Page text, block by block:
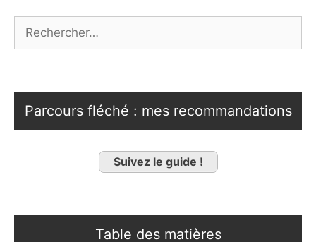
Parcours fléché : mes recommandations
Suivez le guide !
Table des matières